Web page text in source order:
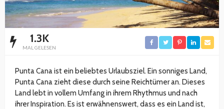
1.3K
MAL GELESEN
Punta Cana ist ein beliebtes Urlaubsziel. Ein sonniges Land,
Punta Cana zieht diese durch seine Reichtümer an. Dieses
Land lebt in vollem Umfang in ihrem Rhythmus und nach
ihrer Inspiration. Es ist erwähnenswert, dass es ein Land ist,